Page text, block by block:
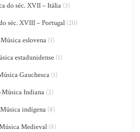
do séc. XVII – Itália (3)
séc. XVIII – Portugal (20)
eslovena(1)
estadunidense(1)
Gauchesca(1)
-Música Indiana(2)
indígena(8)
Medieval(8)